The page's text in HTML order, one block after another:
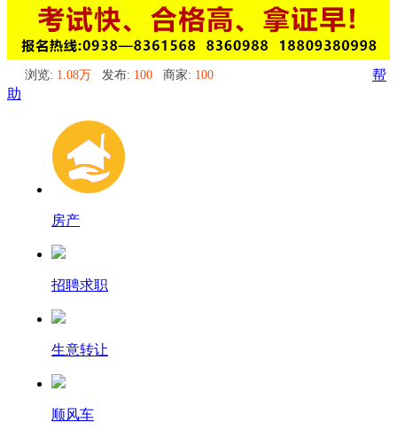
浏览: 1.08万 发布: 100 商家: 100
帮
助
房产
招聘求职
生意转让
顺风车